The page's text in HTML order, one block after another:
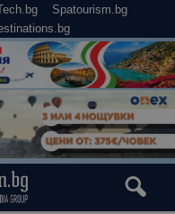
Spatourism.bg